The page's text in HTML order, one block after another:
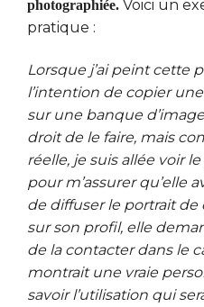
photographiée. Voici un
pratique :
Lorsque j’ai peint cette
l’intention de copier
sur une banque
droit de le faire, mais
réelle, je suis allée voir
pour m’assurer qu’elle
de diffuser le portrait
sur son profil, elle
de la contacter dans le
montrait une vraie
savoir l’utilisation qui